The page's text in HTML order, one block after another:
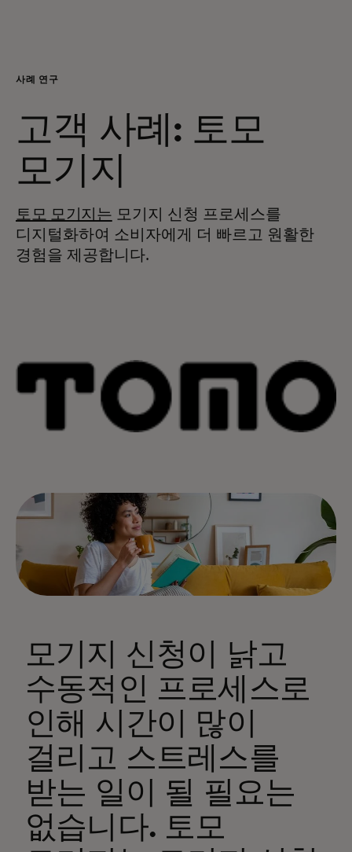
비즈니스 고객
모두를 위한 가치
이노베이터
뉴스 & 인사이트
사례 연구
고객 사례: 토모
모기지
토모 모기지는 모기지 신청 프로세스를
디지털화하여 소비자에게 더 빠르고 원활한
경험을 제공합니다.
모기지 신청이 낡고
수동적인 프로세스로
인해 시간이 많이
걸리고 스트레스를
받는 일이 될 필요는
없습니다. 토모